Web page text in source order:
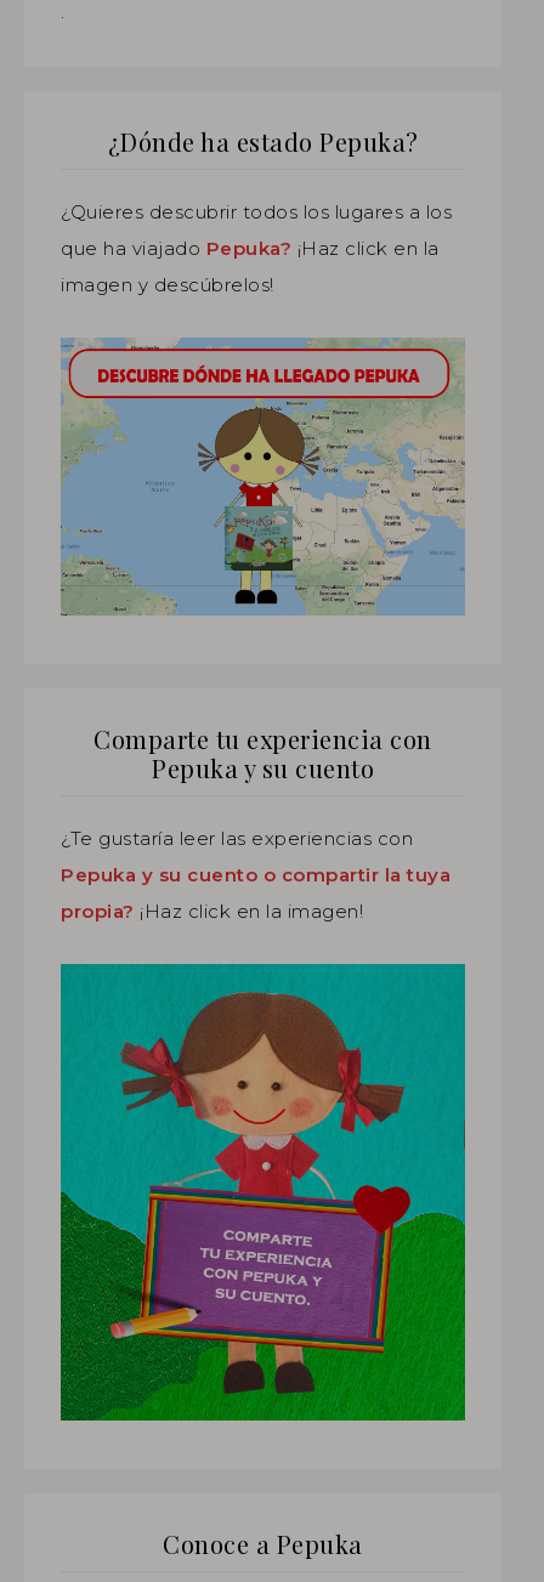
¿Dónde ha estado Pepuka?
¿Quieres descubrir todos los lugares a los
que ha viajado Pepuka? ¡Haz click en la
imagen y descúbrelos!
Comparte tu experiencia con
Pepuka y su cuento
¿Te gustaría leer las experiencias con
Pepuka y su cuento o compartir la tuya
propia? ¡Haz click en la imagen!
Conoce a Pepuka